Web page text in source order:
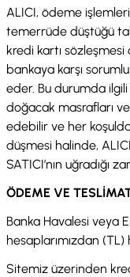
ALICI, ödeme
temerrüde düştüğü
kredi kartı
bankaya karşı
eder. Bu durumda
doğacak masrafları
edebilir ve her
düşmesi halinde,
SATICI’nın uğradığı
ÖDEME VE
Banka Havalesi veya
hesaplarımızdan
Sitemiz üzerinden